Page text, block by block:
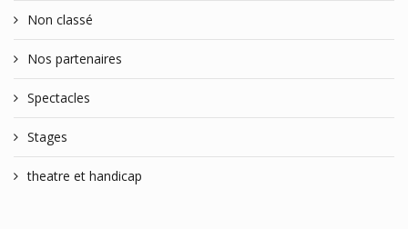
Non classé
Nos partenaires
Spectacles
Stages
theatre et handicap